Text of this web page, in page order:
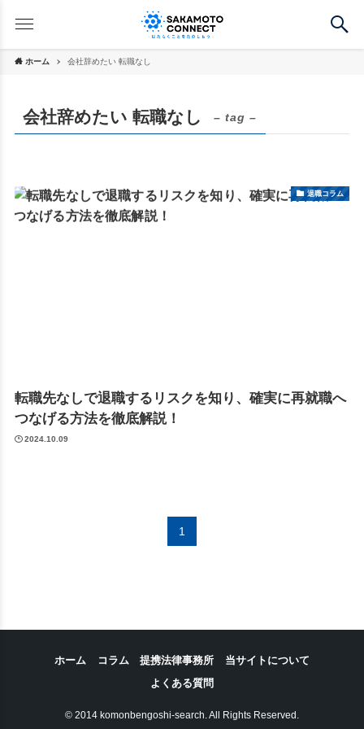
ホーム 会社辞めたい 転職なし
会社辞めたい 転職なし – tag –
退職コラム
転職先なしで退職するリスクを知り、確実に再就職へ
つなげる方法を徹底解説！
2024.10.09
1
ホーム コラム 提携法律事務所
当サイトについて
よくある質問
© 2014 komonbengoshi-search. All Rights Reserved.